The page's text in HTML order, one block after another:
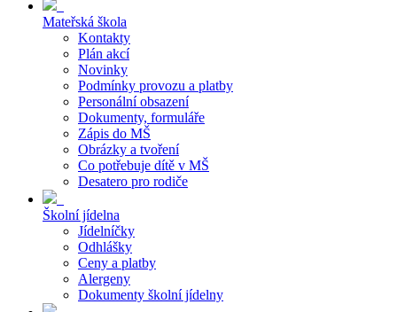
Mateřská škola
Kontakty
Plán akcí
Novinky
Podmínky provozu a platby
Personální obsazení
Dokumenty, formuláře
Zápis do MŠ
Obrázky a tvoření
Co potřebuje dítě v MŠ
Desatero pro rodiče
Školní jídelna
Jídelníčky
Odhlášky
Ceny a platby
Alergeny
Dokumenty školní jídelny